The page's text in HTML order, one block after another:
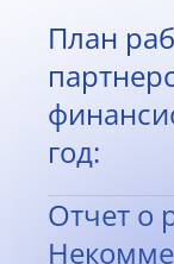
План
год:
Отчет о